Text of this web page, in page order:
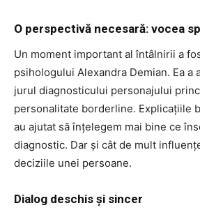
O perspectivă necesară: vocea
Un moment important al întâlnirii a
psihologului Alexandra Demian. Ea a
jurul diagnosticului personajului
personalitate borderline. Explicațiile
au ajutat să înțelegem mai bine ce
diagnostic. Dar și cât de mult
deciziile unei persoane.
Dialog deschis și sincer